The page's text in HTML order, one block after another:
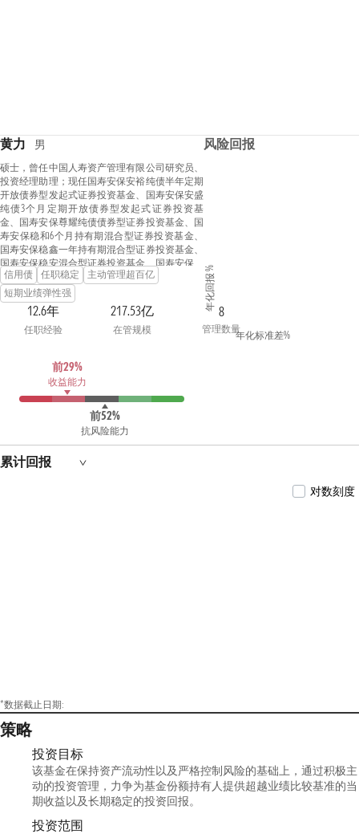
黄力 男
硕士，曾任中国人寿资产管理有限公司研究员、
投资经理助理；现任国寿安保安裕纯债半年定期
开放债券型发起式证券投资基金、国寿安保安盛
纯债3个月定期开放债券型发起式证券投资基
金、国寿安保尊耀纯债债券型证券投资基金、国
寿安保稳和6个月持有期混合型证券投资基金、
国寿安保稳鑫一年持有期混合型证券投资基金、
国寿安保稳安混合型证券投资基金、国寿安保稳
福6个月持有期混合型证券投资基金、国寿安保
安弘纯债一年定期开放债券型发起式证券投资基
金、国寿安保尊荣中短债债券型证券投资基金和
国寿安保利率债三个月定期开放债券型证券投资
基金基金经理。
信用债 任职稳定
主动管理超百亿
短期业绩弹性强
12.6年
任职经验
217.53亿
在管规模
8
管理数量
前29%
收益能力
前52%
抗风险能力
风险回报
年化回报 %
年化标准差%
累计回报
对数刻度
*数据截止日期:
策略
投资目标
该基金在保持资产流动性以及严格控制风险的基础上，通过积极主
动的投资管理，力争为基金份额持有人提供超越业绩比较基准的当
期收益以及长期稳定的投资回报。
投资范围